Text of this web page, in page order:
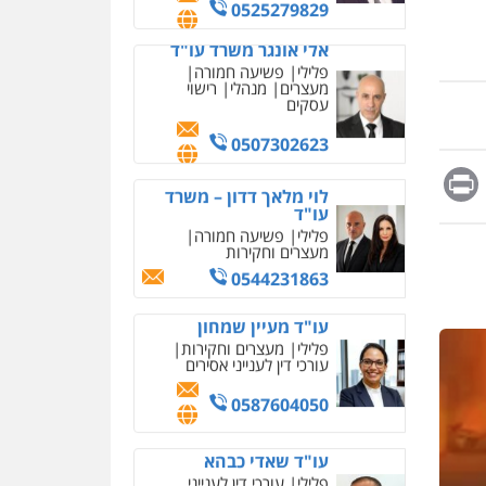
Message
Print
0525279829
אלי אונגר משרד עו"ד
פלילי פשיעה חמורה
מעצרים מנהלי רישוי
עסקים
0507302623
לוי מלאך דדון – משרד
עו"ד
פלילי פשיעה חמורה
מעצרים וחקירות
0544231863
עו"ד מעיין שמחון
פלילי מעצרים וחקירות
עורכי דין לענייני אסירים
0587604050
עו"ד שאדי כבהא
מחיקת כתבות מגוגל
ודחיקת אזכורים שליליים
שירותים מקצועיים לעורכי
דין
0522508109
אחסון אתרים
גיבוי
לעורכי דין
מרכז התחלה חדשה
אסירים עבירות מין
דין
0544500346
מאיה בלום, עו"ס,
טיפול ושיקום
דין